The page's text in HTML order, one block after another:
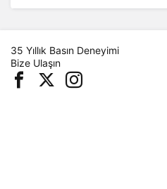
35 Yıllık Basın Deneyimi
Bize Ulaşın